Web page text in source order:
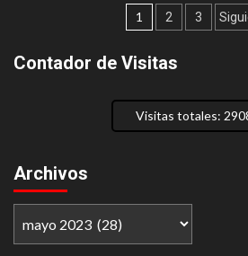
la
24
entradas
1 2 3
Contador de Visitas
Visitas totales:
Archivos